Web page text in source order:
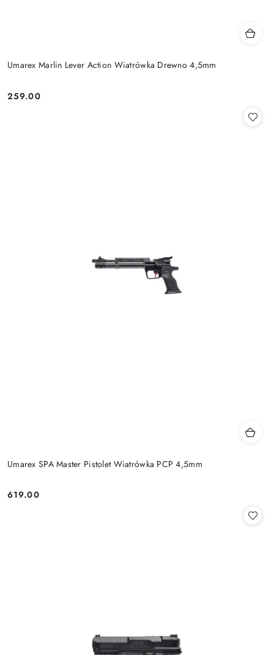
Umarex Marlin Lever Action Wiatrówka Drewno 4,5mm
Cena:
259.00
Umarex SPA Master Pistolet Wiatrówka PCP 4,5mm
Cena:
619.00